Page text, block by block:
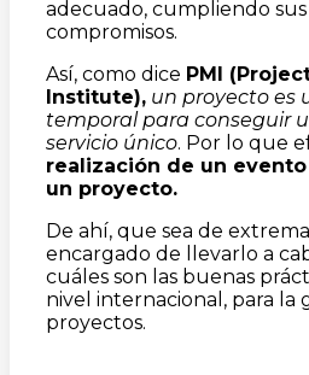
adecuado, cumpliendo
compromisos.
Así, como dice PMI
Institute), un proyecto es
temporal para conseguir
servicio único. Por lo que
realización de un
un proyecto.
De ahí, que sea de
encargado de llevarlo a
cuáles son las buenas
nivel internacional, para la
proyectos.